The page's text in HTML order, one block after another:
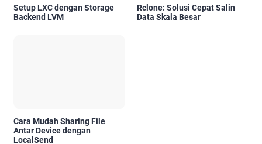
Setup LXC dengan Storage
Backend LVM
Rclone: Solusi Cepat Salin
Data Skala Besar
Cara Mudah Sharing File
Antar Device dengan
LocalSend